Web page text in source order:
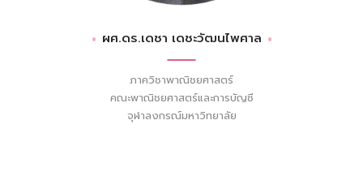
ผศ.ดร.เดชา เดชะวัฒนไพศาล
ภาควิชาพาณิชยศาสตร์
คณะพาณิชยศาสตร์และการบัญชี
จุฬาลงกรณ์มหาวิทยาลัย